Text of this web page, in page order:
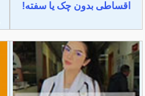
اقساطی بدون چک یا سفته!